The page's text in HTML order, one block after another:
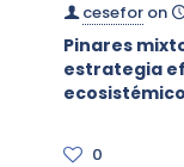
cesefor on
Pinares
estrategia
0